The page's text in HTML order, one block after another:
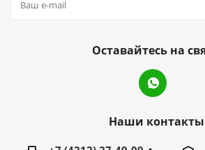
Оставайтесь на
Наши контакты